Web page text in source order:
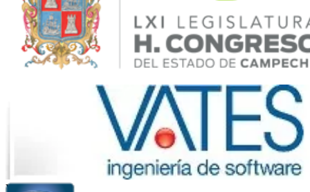
LXI Legislatura del Estado de Campeche (México)
Vates